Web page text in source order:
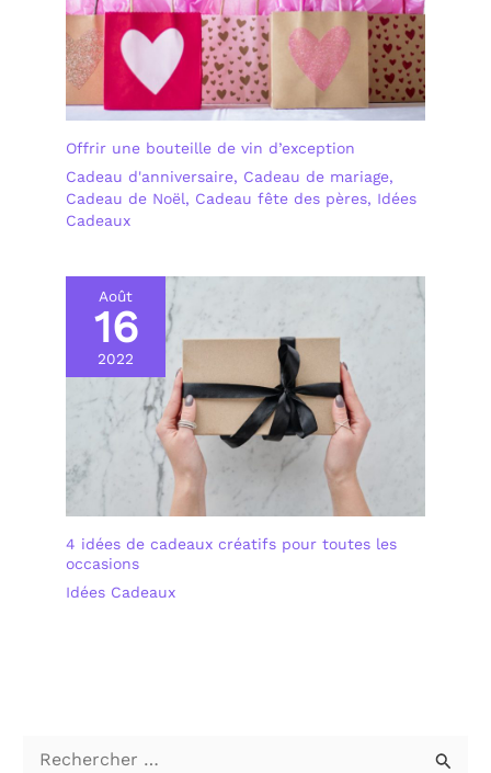
Offrir une bouteille de vin d’exception
Cadeau d'anniversaire, Cadeau de mariage,
Cadeau de Noël, Cadeau fête des pères, Idées
Cadeaux
Août
16
2022
4 idées de cadeaux créatifs pour toutes les
occasions
Idées Cadeaux